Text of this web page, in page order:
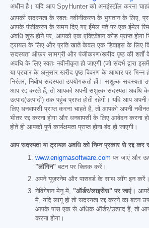
अधीन है। यदि आप SpyHunter को अनइंस्टॉल करना
आपकी सदस्यता के स्वतः नवीनीकरण के भुगतान के लिए,
आपके पंजीकरण के समय दिए गए ईमेल पते पर एक ईमेल
अवधि शुरू होने पर, आपको एक एक्टिवेशन कोड प्राप्त
ट्रायल के लिए और प्रति खाते केवल एक डिवाइस के लिए
सदस्यता ऑफ़र सामग्री और पंजीकरण/खरीद पृष्ठ की
अवधि के लिए स्वतः नवीनीकृत हो जाएगी (जो संदर्भ द्वारा
या प्रचार के अनुसार खरीद पृष्ठ विवरण के आधार पर भिन्न
निरंतर, निर्बाध सदस्यता उपयोगकर्ता हों। सशुल्क सदस्यता
आप रद्द करते हैं, तो आपको अपनी सशुल्क सदस्यता अवधि
उत्पाद(उत्पादों) तक पहुंच प्राप्त होती रहेगी। यदि आप
लिए धनवापसी प्राप्त करना चाहते हैं, तो आपको अपनी
भीतर रद्द करना होगा और धनवापसी के लिए आवेदन करना
होते ही आपको पूर्ण कार्यक्षमता प्राप्त होना बंद हो जाएगी।
आप सदस्यता या ट्रायल अवधि को निम्न प्रकार से रद्द
www.enigmasoftware.com पर जाएं और
"लॉगिन" बटन पर क्लिक करें।
अपने यूज़रनेम और पासवर्ड के साथ लॉग इन करें।
नेविगेशन मेनू में, "ऑर्डर/लाइसेंस" पर जाएं।
में, यदि लागू हो तो सदस्यता रद्द करने का बटन
आपके पास एक से अधिक ऑर्डर/उत्पाद हैं, तो
करना होगा।